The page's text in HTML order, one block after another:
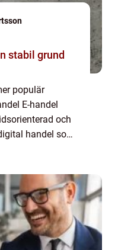
populär
E-handel
och
handel som